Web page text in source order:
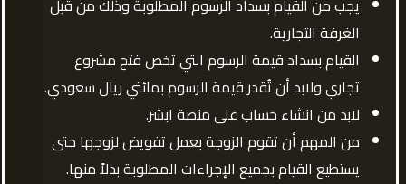
يجب من القيام بسداد الرسوم المطلوبة وذلك من قبل
الغرفة التجارية.
القيام بسداد قيمة الرسوم التي تخص فتح مشروع
تجاري ولابد أن تُقدر قيمة الرسوم بمائتي ريال سعودي.
لابد من انشاء حساب على منصة ابشر.
من المهم أن تقوم الزوجة بعمل تفويض لزوجها حتى
يستطيع القيام بجميع الإجراءات المطلوبة بدلاً منها.